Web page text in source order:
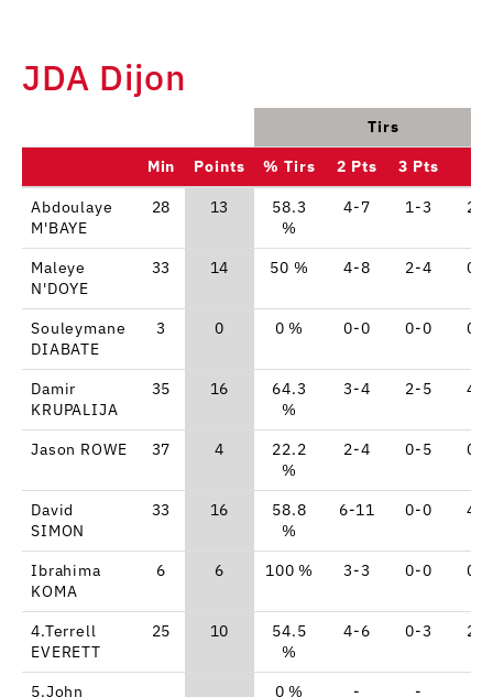
JDA Dijon
Tirs
Min
Points % Tirs 2 Pts 3 Pts
Abdoulaye
M'BAYE
28 13
58.3
%
4-7 1-3 2-2
Maleye
N'DOYE
33 14 50 % 4-8 2-4 0-0
Souleymane
DIABATE
3 0 0 % 0-0 0-0 0-0
Damir
KRUPALIJA
35 16
64.3
%
3-4 2-5 4-5
Jason ROWE 37 4
22.2
%
2-4 0-5 0-0
David
SIMON
33 16
58.8
%
6-11 0-0 4-6
Ibrahima
KOMA
6 6 100 % 3-3 0-0 0-0
4.Terrell
EVERETT
25 10
54.5
%
4-6 0-3 2-2
5.John
0 % - -